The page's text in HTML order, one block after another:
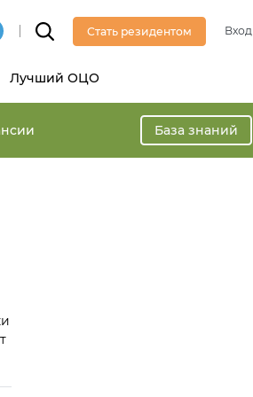
Стать резидентом Вход
Лучший ОЦО
База знаний